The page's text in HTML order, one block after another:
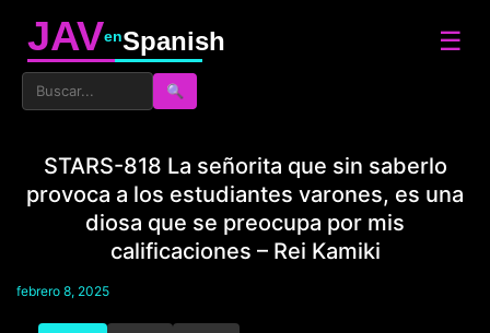
JAVenSpanish ☰
🔍
STARS-818 La señorita que sin saberlo
provoca a los estudiantes varones, es una
diosa que se preocupa por mis
calificaciones – Rei Kamiki
febrero 8, 2025